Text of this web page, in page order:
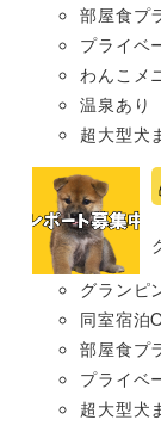
部屋食プ
プライベ
わんこメ
温泉あり
超大型犬
グランピ
同室宿泊
部屋食プ
プライベ
超大型犬